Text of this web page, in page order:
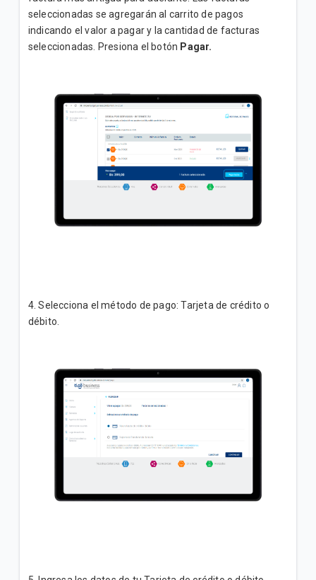
seleccionadas se agregarán al carrito de pagos
indicando el valor a pagar y la cantidad de facturas
seleccionadas. Presiona el botón Pagar.
4. Selecciona el método de pago: Tarjeta de crédito o
débito.